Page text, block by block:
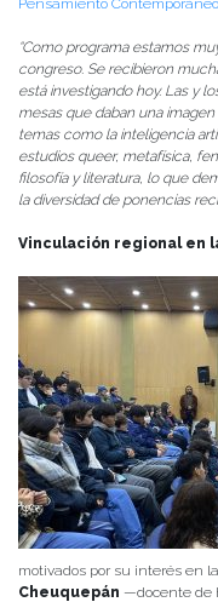
“Como programa estamos
congreso. Se recibieron
está investigando hoy. Las y
mesas que daban una
temas como la inteligencia
estudios queer, metafísica,
filosofía y literatura, lo que
la diversidad de ponencias
Vinculación regional en
motivados por su interés en
Cheuquepán —docente de